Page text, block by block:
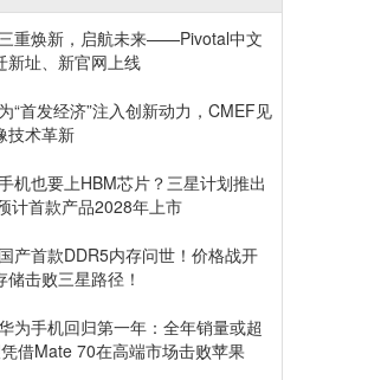
重焕新，启航未来——Pivotal中文
新址、新官网上线
为“首发经济”注入创新动力，CMEF见
技术革新
机也要上HBM芯片？三星计划推出
计首款产品2028年上市
国产首款DDR5内存问世！价格战开
击败三星路径！
为手机回归第一年：全年销量或超
借Mate 70在高端市场击败苹果